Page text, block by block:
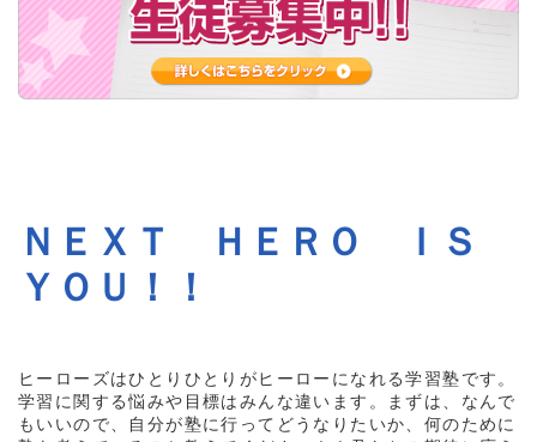
ＮＥＸＴ ＨＥＲＯ ＩＳ
ＹＯＵ！！
ヒーローズはひとりひとりがヒーローになれる学習塾です。
学習に関する悩みや目標はみんな違います。まずは、なんで
もいいので、自分が塾に行ってどうなりたいか、何のために